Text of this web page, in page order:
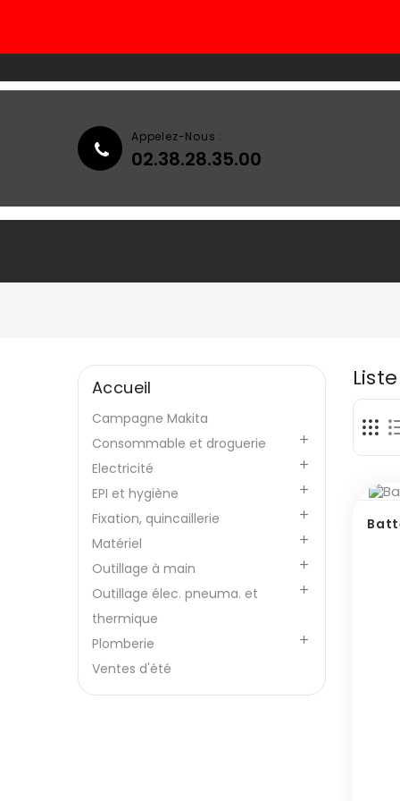
Appelez-Nous :
02.38.28.35.00
Accueil
Campagne Makita
Consommable et droguerie

Electricité 
EPI et hygiène 
Fixation, quincaillerie 
Matériel 
Outillage à main 
Outillage élec. pneuma. et
thermique

Plomberie 
Ventes d'été